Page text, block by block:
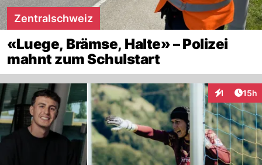
Zentralschweiz
«Luege, Brämse, Halte» – Polizei
mahnt zum Schulstart
1 15h